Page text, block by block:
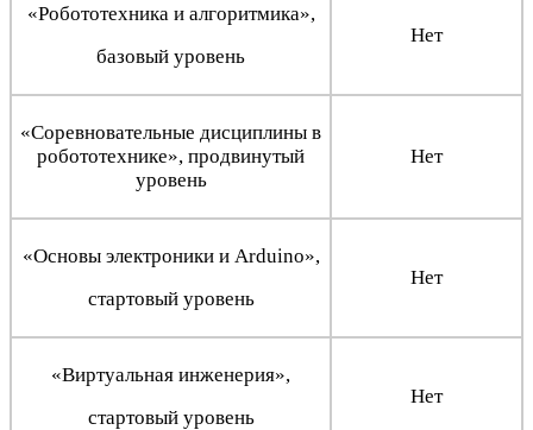
«Робототехника и алгоритмика»,
базовый уровень
Нет
«Соревновательные дисциплины в
робототехнике», продвинутый
уровень
Нет
«Основы электроники и Arduino»,
стартовый уровень
Нет
«Виртуальная инженерия»,
стартовый уровень
Нет